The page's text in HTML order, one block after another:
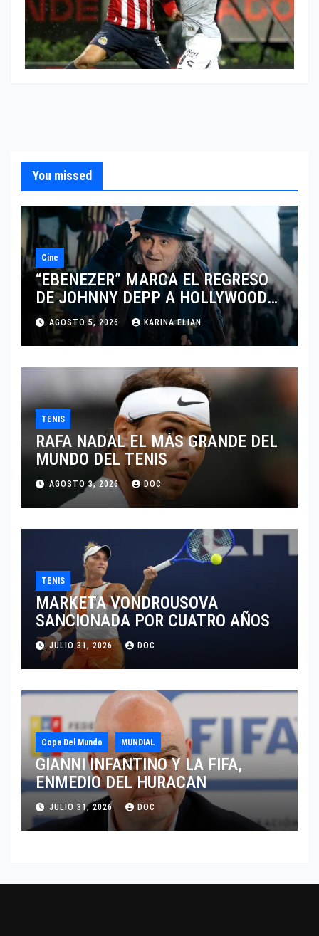
You missed
Cine
“EBENEZER” MARCA EL REGRESO
DE JOHNNY DEPP A HOLLYWOOD
TRAS SU PASO POR EL CINE
INDEPENDIENTE EUROPEO
AGOSTO 5, 2026 KARINA ELIAN
TENIS
RAFA NADAL EL MÁS GRANDE DEL
MUNDO DEL TENIS
AGOSTO 3, 2026 DOC
TENIS
MARKETA VONDROUSOVA
SANCIONADA POR CUATRO AÑOS
JULIO 31, 2026 DOC
Copa Del Mundo MUNDIAL
GIANNI INFANTINO Y LA FIFA,
ENMEDIO DEL HURACAN
JULIO 31, 2026 DOC